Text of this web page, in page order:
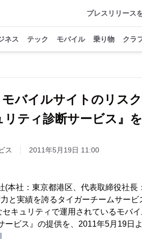
プレスリリース
ネス テック モバイル 乗り物 クラ
バイルサイトのリス
リティ診断サービス』
ス 2011年5月19日 11:00
本社：東京都港区、代表取締役社長
と実績を誇るタイガーチームサービ
キュリティで運用されているモバ
ビス』の提供を、2011年5月19日よ